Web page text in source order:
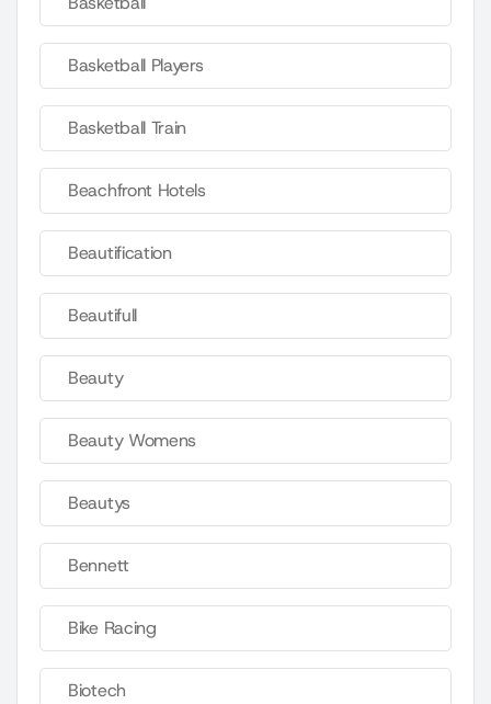
Basketball Players
Basketball Train
Beachfront Hotels
Beautification
Beautifull
Beauty
Beauty Womens
Beautys
Bennett
Bike Racing
Biotech